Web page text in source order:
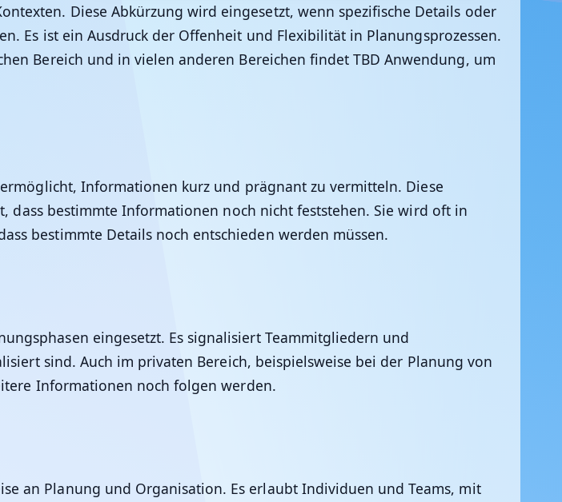
Diese Abkürzung wird eingesetzt, wenn spezifische Details oder
Es ist ein Ausdruck der Offenheit und Flexibilität in Planungsprozessen.
Bereich und in vielen anderen Bereichen findet TBD Anwendung, um
Informationen kurz und prägnant zu vermitteln. Diese
dass bestimmte Informationen noch nicht feststehen. Sie wird oft in
bestimmte Details noch entschieden werden müssen.
eingesetzt. Es signalisiert Teammitgliedern und
sind. Auch im privaten Bereich, beispielsweise bei der Planung von
Informationen noch folgen werden.
an Planung und Organisation. Es erlaubt Individuen und Teams, mit